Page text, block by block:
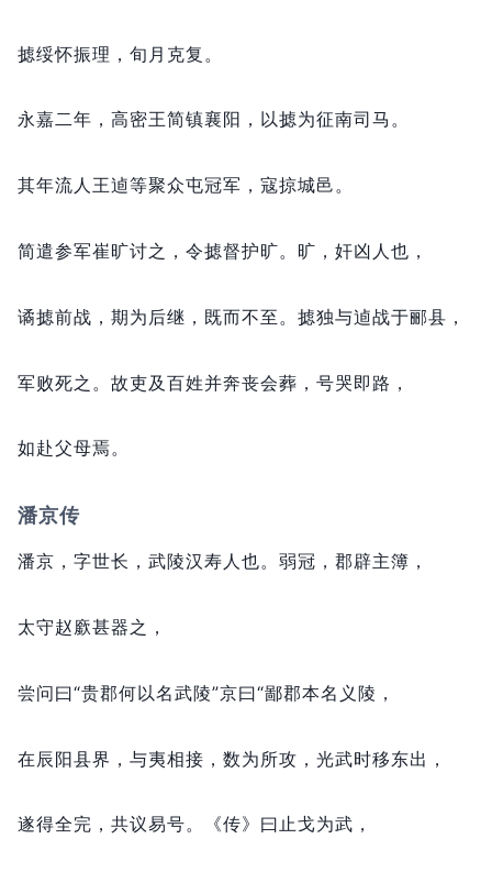
摅绥怀振理， 旬月克复。
永嘉二年， 高密王简镇襄阳， 以摅为征南司马。
其年流人王逌等聚众屯冠军， 寇掠城邑。
简遣参军崔旷讨之， 令摅督护旷。 旷， 奸凶人也，
谲摅前战， 期为后继， 既而不至。 摅独与逌战于郦县，
军败死之。 故吏及百姓并奔丧会葬， 号哭即路，
如赴父母焉。
潘京传
潘京， 字世长， 武陵汉寿人也。 弱冠， 郡辟主簿，
太守赵廞甚器之，
尝问曰“贵郡何以名武陵”京曰“鄙郡本名义陵，
在辰阳县界， 与夷相接， 数为所攻， 光武时移东出，
遂得全完， 共议易号。 《传》曰止戈为武，